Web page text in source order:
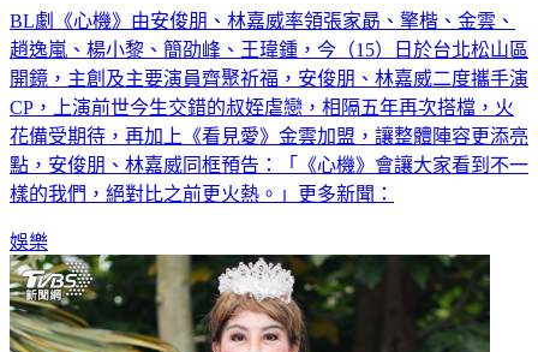
BL劇《心機》由安俊朋、林嘉威率領張家勗、擎楷、金雲、
趙逸嵐、楊小黎、簡劭峰、王瑋鍾，今（15）日於台北松山區
開鏡，主創及主要演員齊聚祈福，安俊朋、林嘉威二度攜手演
CP，上演前世今生交錯的叔姪虐戀，相隔五年再次搭檔，火
花備受期待，再加上《看見愛》金雲加盟，讓整體陣容更添亮
點，安俊朋、林嘉威同框預告：「《心機》會讓大家看到不一
樣的我們，絕對比之前更火熱。」更多新聞：
娛樂